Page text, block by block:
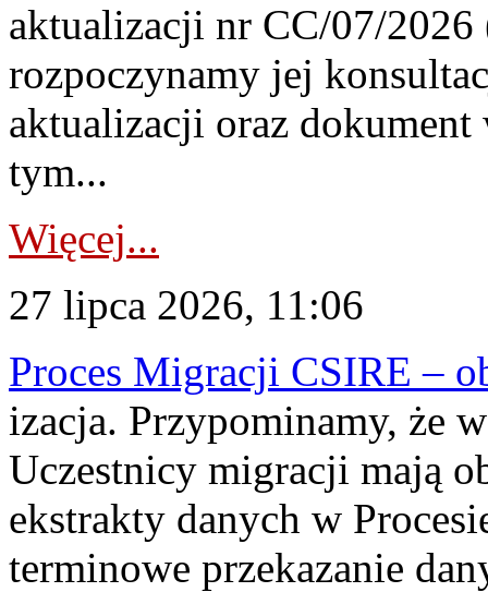
aktualizacji nr CC/07/
rozpoczynamy jej
aktualizacji oraz
tym...
Więcej...
27 lipca 2026, 11:06
Proces Migracji CSIRE –
izacja. Przypominamy, że
Uczestnicy migracji mają
ekstrakty danych w
terminowe przekazanie